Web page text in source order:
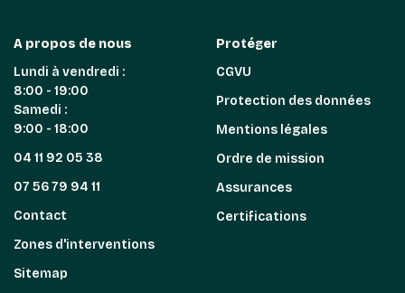
A propos de nous
Lundi à vendredi :
8:00 - 19:00
Samedi :
9:00 - 18:00
04 11 92 05 38
07 56 79 94 11
Contact
Zones d'interventions
Sitemap
Protéger
CGVU
Protection des données
Mentions légales
Ordre de mission
Assurances
Certifications